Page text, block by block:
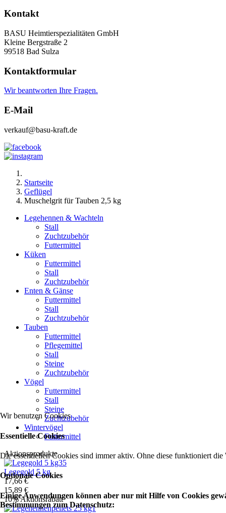
Kontakt
BASU Heimtierspezialitäten GmbH
Kleine Bergstraße 2
99518 Bad Sulza
Kontaktformular
Wir beantworten Ihre Fragen.
E-Mail
verkauf@basu-kraft.de
Startseite
Geflügel
Muschelgrit für Tauben 2,5 kg
Legehennen & Wachteln
Stall
Zuchtzubehör
Futtermittel
Küken
Futtermittel
Stall
Zuchtzubehör
Enten & Gänse
Futtermittel
Stall
Zuchtzubehör
Tauben
Futtermittel
Pflegemittel
Stall
Steine
Zuchtzubehör
Vögel
Futtermittel
Stall
Steine
Zuchtzubehör
Wintervögel
Futtermittel
Aktionsprodukte
Legegold 5 kg
17,66 €
15,89 €
10% Aktionsrabatt
Wir benutzen Cookies
Essentielle Cookies
Die essentiellen Cookies sind immer aktiv. Ohne diese funktioniert
Optionale Cookies
Einige Anwendungen können aber nur mit Hilfe von Cookies
Bestimmungen zum Datenschutz: